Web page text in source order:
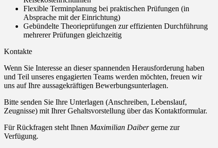
Flexible Terminplanung bei praktischen Prüfungen (in
Absprache mit der Einrichtung)
Gebündelte Theorieprüfungen zur effizienten Durchführung
mehrerer Prüfungen gleichzeitig
Kontakte
Wenn Sie Interesse an dieser spannenden Herausforderung haben
und Teil unseres engagierten Teams werden möchten, freuen wir
uns auf Ihre aussagekräftigen Bewerbungsunterlagen.
Bitte senden Sie Ihre Unterlagen (Anschreiben, Lebenslauf,
Zeugnisse) mit Ihrer Gehaltsvorstellung über das Kontaktformular.
Für Rückfragen steht Ihnen Maximilian Daibergerne zur
Verfügung.